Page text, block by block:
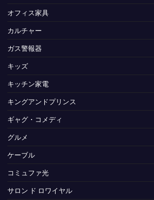
オフィス家具
カルチャー
ガス警報器
キッズ
キッチン家電
キングアンドプリンス
ギャグ・コメディ
グルメ
ケーブル
コミュファ光
サロン ド ロワイヤル